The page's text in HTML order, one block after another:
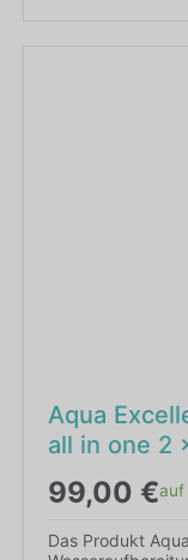
Aqua
all in one 2
99,00 €auf
Das Produkt